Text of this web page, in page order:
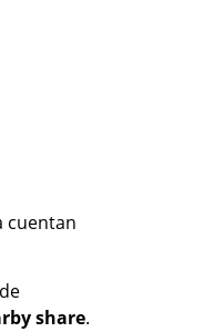
cuentan
share.